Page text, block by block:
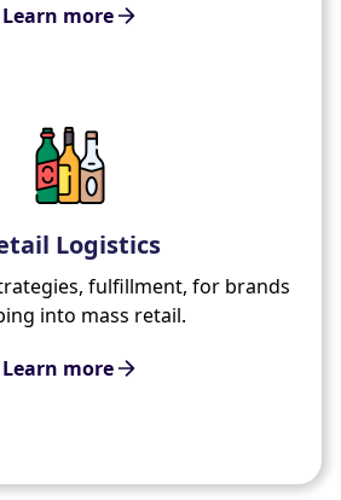
Learn more
Logistics
fulfillment, for brands
into mass retail.
Learn more